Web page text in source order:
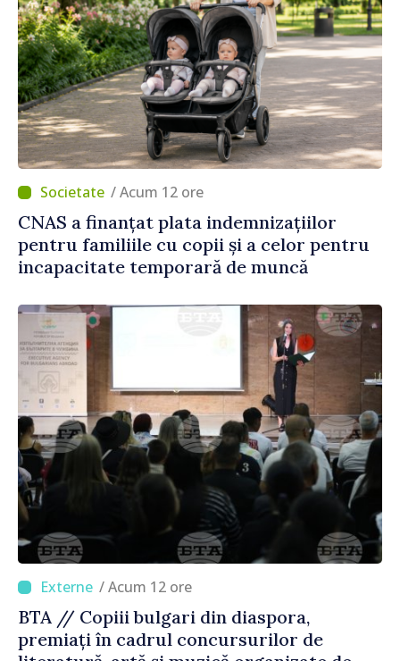
/ Acum 12 ore
CNAS a finanțat plata indemnizațiilor
pentru familiile cu copii și a celor pentru
incapacitate temporară de muncă
/ Acum 12 ore
BTA // Copiii bulgari din diaspora,
premiați în cadrul concursurilor de